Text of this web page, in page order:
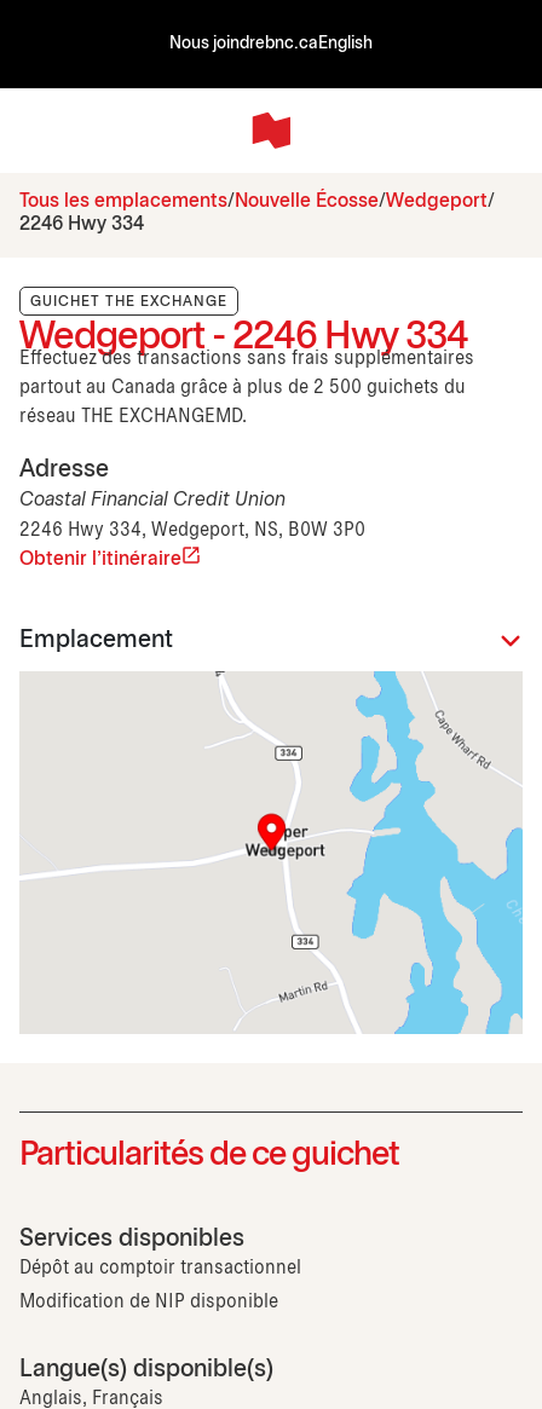
Nous joindrebnc.ca English
Tous les emplacements Nouvelle Écosse Wedgeport
2246 Hwy 334
GUICHET THE EXCHANGE
Wedgeport - 2246 Hwy 334
Effectuez des transactions sans frais supplémentaires
partout au Canada grâce à plus de 2 500 guichets du
réseau THE EXCHANGEMD.
Adresse
Coastal Financial Credit Union
2246 Hwy 334, Wedgeport, NS, B0W 3P0
Obtenir l'itinéraire
Emplacement
Particularités de ce guichet
Services disponibles
Dépôt au comptoir transactionnel
Modification de NIP disponible
Langue(s) disponible(s)
Anglais, Français